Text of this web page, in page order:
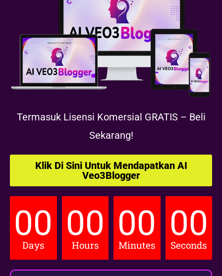
Termasuk Lisensi Komersial GRATIS – Beli
Sekarang!
Klik Di Sini Untuk Mendapatkan AI
Veo3Blogger
00
Days
00
Hours
00
Minutes
00
Seconds